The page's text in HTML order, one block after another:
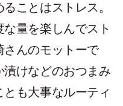
ことはストレス。
量を楽しんでスト
さんのモットーで
けなどのおつまみ
も大事なルーティ